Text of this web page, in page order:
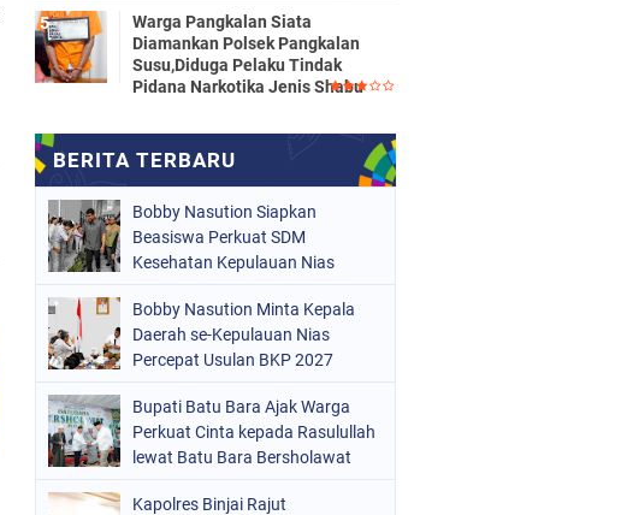
Warga Pangkalan Siata
Diamankan Polsek Pangkalan
Susu,Diduga Pelaku Tindak
Pidana Narkotika Jenis Shabu
Bobby Nasution Siapkan
Beasiswa Perkuat SDM
Kesehatan Kepulauan Nias
Bobby Nasution Minta Kepala
Daerah se-Kepulauan Nias
Percepat Usulan BKP 2027
Bupati Batu Bara Ajak Warga
Perkuat Cinta kepada Rasulullah
lewat Batu Bara Bersholawat
Kapolres Binjai Rajut